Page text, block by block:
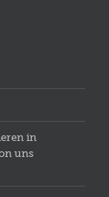
in
uns